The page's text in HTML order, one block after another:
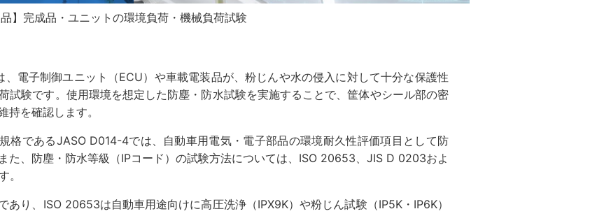
完成品・ユニットの環境負荷・機械負荷試験
電子制御ユニット（ECU）や車載電装品が、粉じんや水の侵入に対して十分な保護性
試験です。使用環境を想定した防塵・防水試験を実施することで、筐体やシール部の密
持を確認します。
格であるJASO D014-4では、自動車用電気・電子部品の環境耐久性評価項目として防
た、防塵・防水等級（IPコード）の試験方法については、ISO 20653、JIS D 0203およ
。
り、ISO 20653は自動車用途向けに高圧洗浄（IPX9K）や粉じん試験（IP5K・IP6K）